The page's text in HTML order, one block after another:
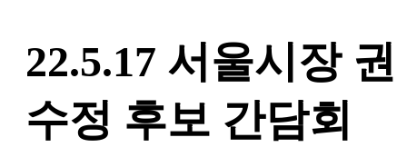
22.5.17 서울시장 권
수정 후보 간담회